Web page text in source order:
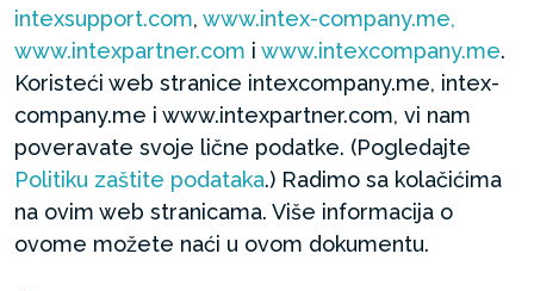
intexsupport.com, www.intex-company.me,
www.intexpartner.com i www.intexcompany.me.
Koristeći web stranice intexcompany.me, intex-
company.me i www.intexpartner.com, vi nam
poveravate svoje lične podatke. (Pogledajte
Politiku zaštite podataka.) Radimo sa kolačićima
na ovim web stranicama. Više informacija o
ovome možete naći u ovom dokumentu.